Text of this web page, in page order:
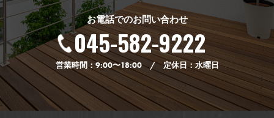
お電話でのお問い合わせ
045-582-9222
営業時間：9:00〜18:00 / 定休日：水曜日